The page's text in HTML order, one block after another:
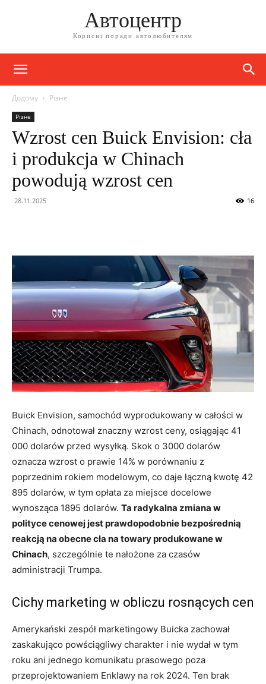
Автоцентр
Корисні поради автолюбителям
Додому Різне
Різне
Wzrost cen Buick Envision: cła
i produkcja w Chinach
powodują wzrost cen
28.11.2025 16
Buick Envision, samochód wyprodukowany w całości w
Chinach, odnotował znaczny wzrost ceny, osiągając 41
000 dolarów przed wysyłką. Skok o 3000 dolarów
oznacza wzrost o prawie 14% w porównaniu z
poprzednim rokiem modelowym, co daje łączną kwotę 42
895 dolarów, w tym opłata za miejsce docelowe
wynosząca 1895 dolarów. Ta radykalna zmiana w
polityce cenowej jest prawdopodobnie bezpośrednią
reakcją na obecne cła na towary produkowane w
Chinach, szczególnie te nałożone za czasów
administracji Trumpa.
Cichy marketing w obliczu rosnących cen
Amerykański zespół marketingowy Buicka zachował
zaskakująco powściągliwy charakter i nie wydał w tym
roku ani jednego komunikatu prasowego poza
przeprojektowaniem Enklawy na rok 2024. Ten brak